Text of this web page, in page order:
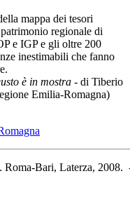
mappa dei tesori
regionale di
e IGP e gli oltre 200
inestimabili che fanno
è in mostra - di Tiberio
Emilia-Romagna)
. Roma-Bari, Laterza, 2008.